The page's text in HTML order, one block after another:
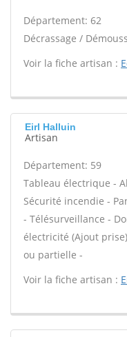
Département: 62
Décrassage /
Voir la fiche artisan :
Eirl Halluin
Artisan
Département: 59
Tableau électrique -
Sécurité incendie -
- Télésurveillance -
électricité (Ajout
ou partielle -
Voir la fiche artisan :